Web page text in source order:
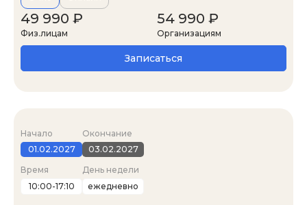
49 990 ₽
Физ.лицам
54 990 ₽
Организациям
Записаться
Начало
01.02.2027
Окончание
03.02.2027
Время
10:00-17:10
День недели
ежедневно